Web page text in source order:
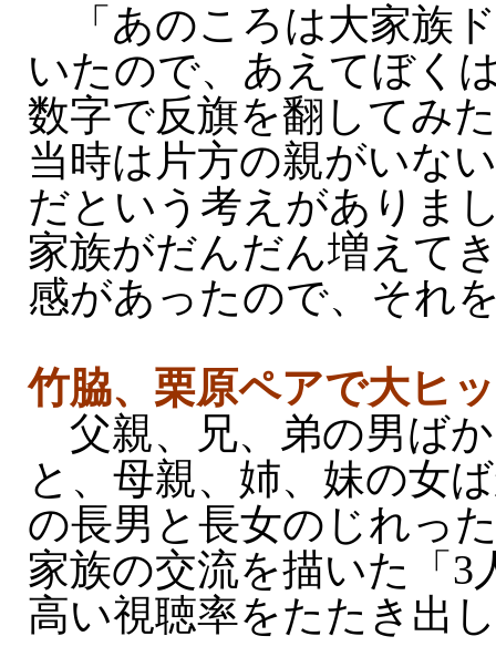
「あのころは大家族
いたので、あえてぼく
数字で反旗を翻してみ
当時は片方の親がいな
だという考えがありま
家族がだんだん増えて
感があったので、それ
竹脇、栗原ペアで大ヒ
父親、兄、弟の男ば
と、母親、姉、妹の女
の長男と長女のじれっ
家族の交流を描いた「3
高い視聴率をたたき出